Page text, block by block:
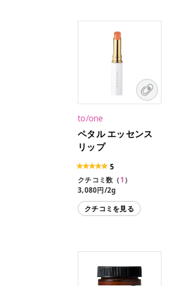
to/one
ペタル エッセンス
リップ
5
クチコミ数（1 ）
3,080円/2g
クチコミを見る